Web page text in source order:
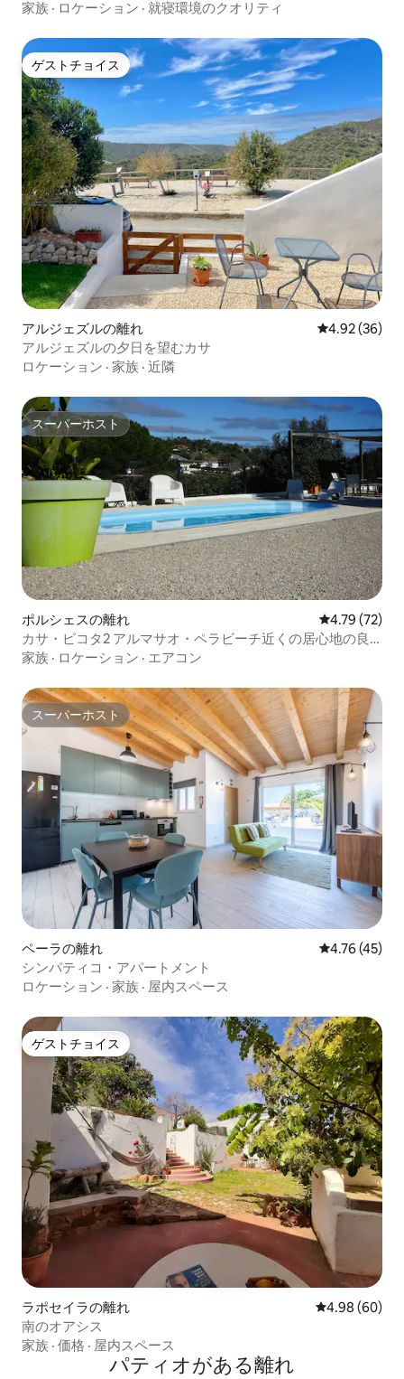
家族 · ロケーション · 就寝環境のクオリティ
ゲストチョイス
ゲストチョイス
アルジェズルの離れ レビュー36
4.92 (36)
アルジェズルの夕日を望むカサ
ロケーション · 家族 · 近隣
スーパーホスト
スーパーホスト
ポルシェスの離れ レビュー72
4.79 (72)
カサ・ピコタ2 アルマサオ・ペラビーチ近くの居心地の良
い家
家族 · ロケーション · エアコン
スーパーホスト
スーパーホスト
ペーラの離れ レビュー45
4.76 (45)
シンパティコ・アパートメント
ロケーション · 家族 · 屋内スペース
ゲストチョイス
ゲストチョイス
ラポセイラの離れ レビュー60件
4.98 (60)
南のオアシス
家族 · 価格 · 屋内スペース
パティオがある離れ